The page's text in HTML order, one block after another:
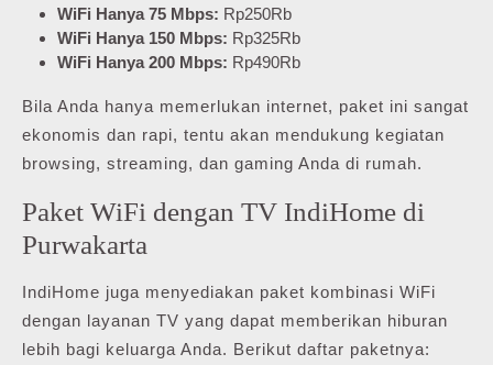
WiFi Hanya 75 Mbps: Rp250Rb
WiFi Hanya 150 Mbps: Rp325Rb
WiFi Hanya 200 Mbps: Rp490Rb
Bila Anda hanya memerlukan internet, paket ini sangat
ekonomis dan rapi, tentu akan mendukung kegiatan
browsing, streaming, dan gaming Anda di rumah.
Paket WiFi dengan TV IndiHome di
Purwakarta
IndiHome juga menyediakan paket kombinasi WiFi
dengan layanan TV yang dapat memberikan hiburan
lebih bagi keluarga Anda. Berikut daftar paketnya: